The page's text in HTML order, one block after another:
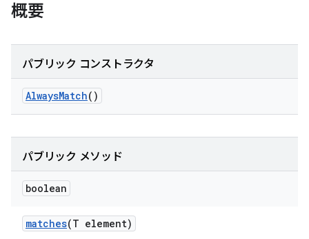
概要
パブリック コンストラクタ
AlwaysMatch()
パブリック メソッド
boolean
matches(T element)